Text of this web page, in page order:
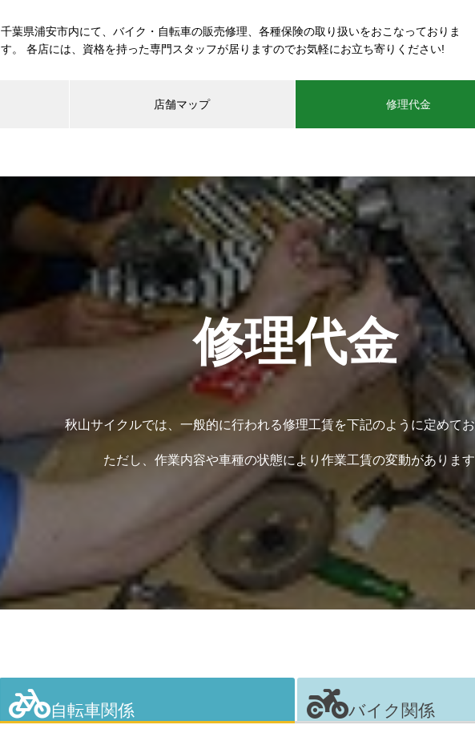
千葉県浦安市内にて、バイク・自転車の販売修理、各種保険の取り扱いをおこなっておりま
す。 各店には、資格を持った専門スタッフが居りますのでお気軽にお立ち寄りください!
店舗マップ 修理代金
修理代金
秋山サイクルでは、一般的に行われる修理工賃を下記のように定めてお
ただし、作業内容や車種の状態により作業工賃の変動があります
自転車関係 バイク関係